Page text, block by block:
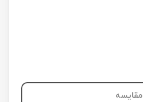
مقایسه